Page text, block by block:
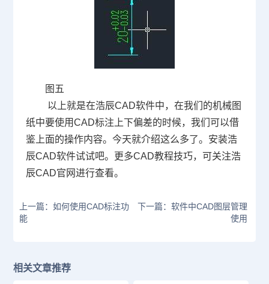
图五
以上就是在浩辰CAD软件中，在我们的机械图
纸中要使用CAD标注上下偏差的时候，我们可以借
鉴上面的操作内容。今天就介绍这么多了。安装浩
辰CAD软件试试吧。更多CAD教程技巧，可关注浩
辰CAD官网进行查看。
上一篇：如何使用CAD标注功
能
下一篇：软件中CAD图层管理
使用
相关文章推荐